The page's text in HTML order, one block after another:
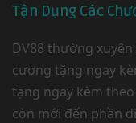
Tận Dụng Các
DV88 thường
cương tặng ngay
tặng ngay kèm
còn mới đến phần